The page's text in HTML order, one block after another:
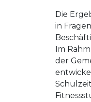
Die
in
Im
der